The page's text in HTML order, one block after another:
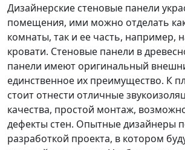
Дизайнерские стеновые панели
помещения, ими можно отделать
комнаты, так и ее часть, например,
кровати. Стеновые панели в
панели имеют оригинальный
единственное их преимущество. К
стоит отнести отличные
качества, простой монтаж,
дефекты стен. Опытные дизайнеры
разработкой проекта, в котором